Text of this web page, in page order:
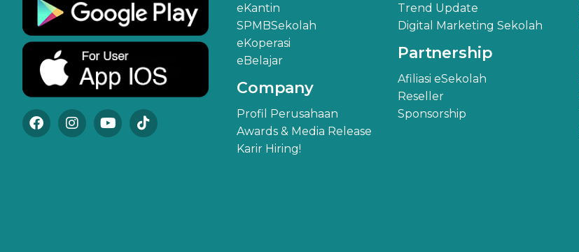
eKantin
SPMBSekolah
eKoperasi
eBelajar
Company
Profil Perusahaan
Awards & Media Release
Karir Hiring!
Trend Update
Digital Marketing Sekolah
Partnership
Afiliasi eSekolah
Reseller
Sponsorship